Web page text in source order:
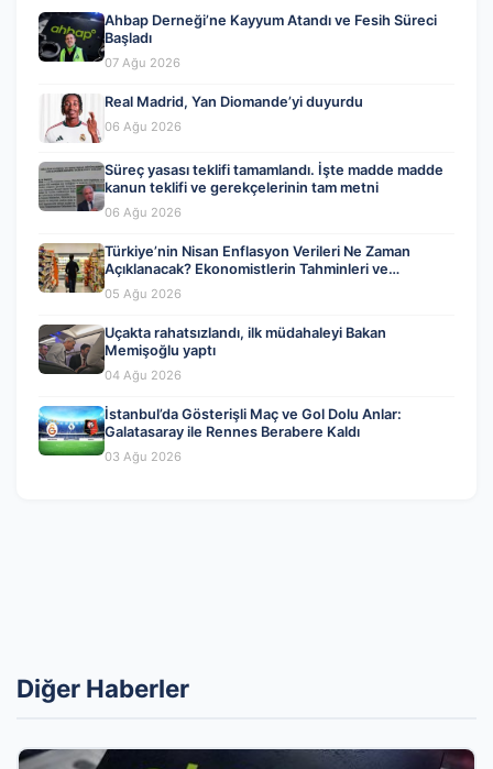
Ahbap Derneği’ne Kayyum Atandı ve Fesih Süreci
Başladı
07 Ağu 2026
Real Madrid, Yan Diomande’yi duyurdu
06 Ağu 2026
Süreç yasası teklifi tamamlandı. İşte madde madde
kanun teklifi ve gerekçelerinin tam metni
06 Ağu 2026
Türkiye’nin Nisan Enflasyon Verileri Ne Zaman
Açıklanacak? Ekonomistlerin Tahminleri ve
Beklentiler
05 Ağu 2026
Uçakta rahatsızlandı, ilk müdahaleyi Bakan
Memişoğlu yaptı
04 Ağu 2026
İstanbul’da Gösterişli Maç ve Gol Dolu Anlar:
Galatasaray ile Rennes Berabere Kaldı
03 Ağu 2026
Diğer Haberler